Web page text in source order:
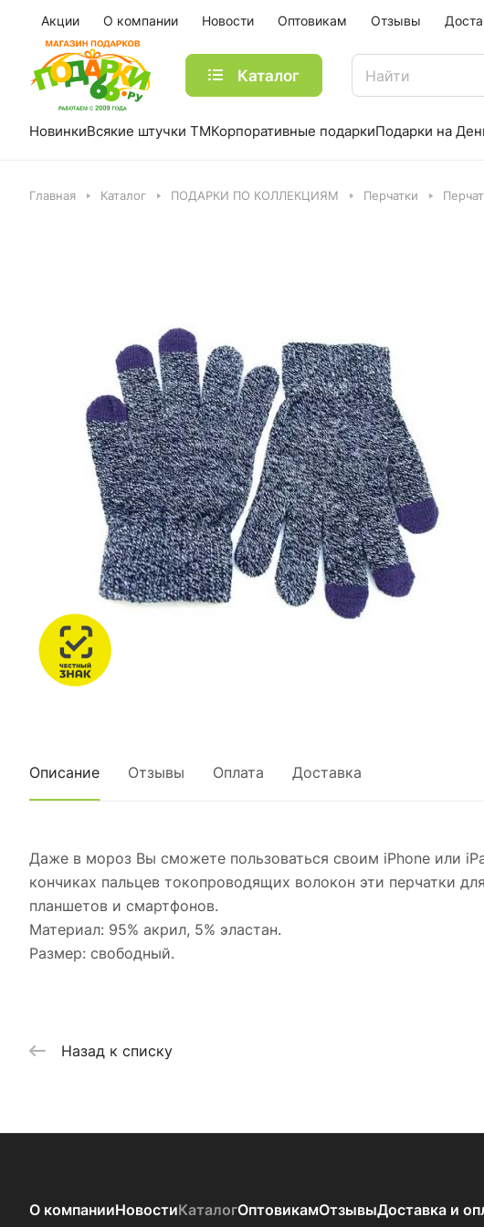
Акции О компании Новости Оптовикам Отзывы
Каталог
НовинкиВсякие штучки ТМКорпоративные подаркиПодарки на
Главная Каталог ПОДАРКИ ПО КОЛЛЕКЦИЯМ Перчатки
Описание Отзывы Оплата Доставка
Даже в мороз Вы сможете пользоваться своим iPhone или
кончиках пальцев токопроводящих волокон эти перчатки
планшетов и смартфонов.
Материал: 95% акрил, 5% эластан.
Размер: свободный.
Назад к списку
О компанииНовостиКаталогОптовикамОтзывыДоставка и